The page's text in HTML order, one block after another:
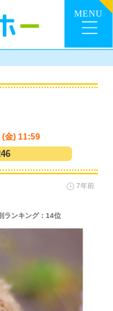
金) 11:59
7年前
ランキング：14位